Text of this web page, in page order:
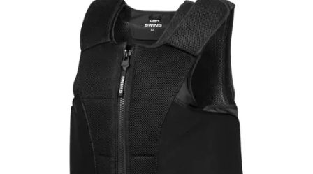
- Elastisk, let og åndbart stof for maksimal komfort
- SWING Safety Puller
- Højkvalitets CMZ Zip
SWING rygbeskyttere beskytter din krop uden at påvirke
din rideglæde. Brugen af højteknologiske materialer sikrer
maksimal bevægelsesfrihed.